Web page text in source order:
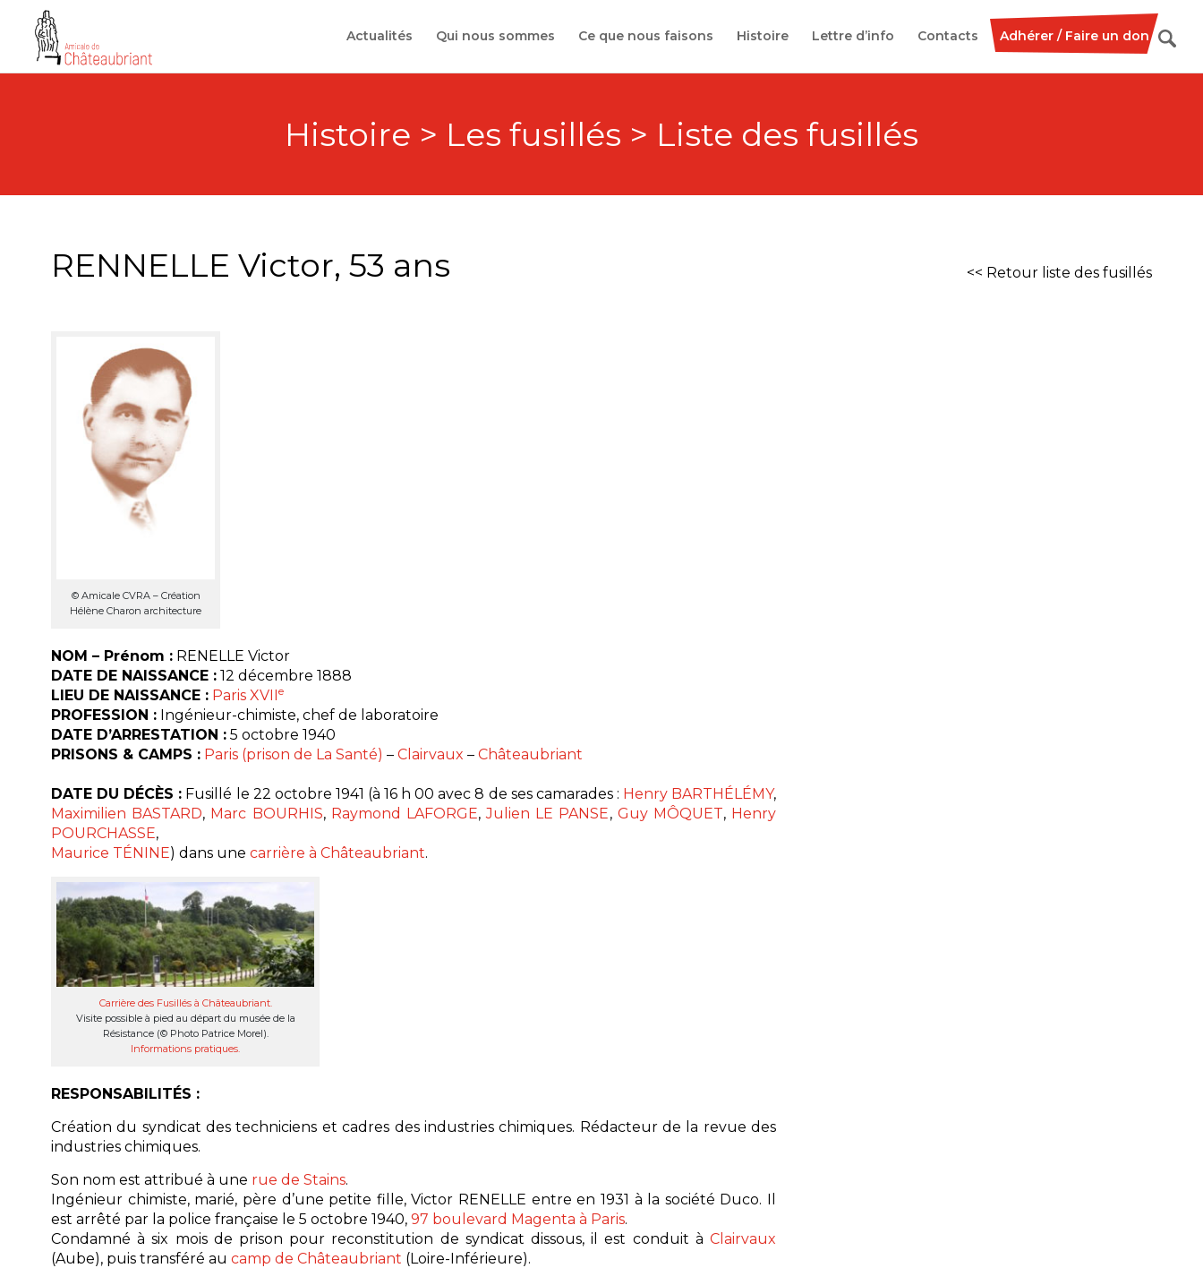
content
Actualités Qui nous sommes Ce que nous faisons Histoire Lettre d’info Contacts Adhérer / Faire un don
Histoire > Les fusillés > Liste des fusillés
RENNELLE Victor, 53 ans << Retour liste des fusillés
© Amicale CVRA – Création
Hélène Charon architecture
NOM – Prénom : RENELLE Victor
DATE DE NAISSANCE : 12 décembre 1888
LIEU DE NAISSANCE : Paris XVII e
PROFESSION : Ingénieur-chimiste, chef de laboratoire
DATE D’ARRESTATION : 5 octobre 1940
PRISONS & CAMPS : Paris (prison de La Santé) – Clairvaux – Châteaubriant
DATE DU DÉCÈS : Fusillé le 22 octobre 1941 (à 16 h 00 avec 8 de ses camarades : Henry BARTHÉLÉMY,
Maximilien BASTARD, Marc BOURHIS, Raymond LAFORGE,Julien LE PANSE, Guy MÔQUET, Henry
POURCHASSE,
Maurice TÉNINE) dans une carrière à Châteaubriant.
Carrière des Fusillés à Châteaubriant.
Visite possible à pied au départ du musée de la
Résistance (© Photo Patrice Morel).
Informations pratiques.
RESPONSABILITÉS :
Création du syndicat des techniciens et cadres des industries chimiques. Rédacteur de la revue des
industries chimiques.
Son nom est attribué à une rue de Stains.
Ingénieur chimiste, marié, père d’une petite fille, Victor RENELLE entre en 1931 à la société Duco. Il
est arrêté par la police française le 5 octobre 1940, 97 boulevard Magenta à Paris.
Condamné à six mois de prison pour reconstitution de syndicat dissous, il est conduit à Clairvaux
(Aube), puis transféré au camp de Châteaubriant (Loire-Inférieure).